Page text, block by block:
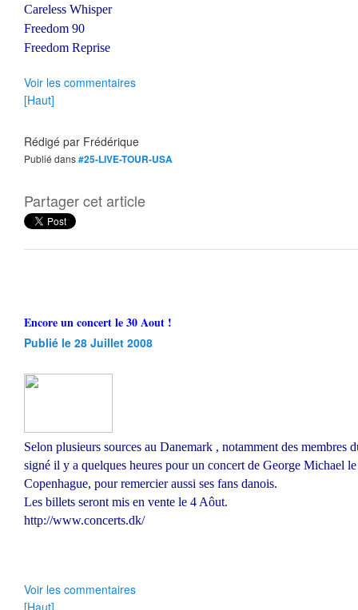
Careless Whisper
Freedom 90
Freedom Reprise
Voir les commentaires
[Haut]
Rédigé par Frédérique
Publié dans#25-LIVE-TOUR-USA
Partager cet article
Encore un concert le 30 Aout !
Publié le 28 Juillet 2008
Selon plusieurs sources au Danemark , notamment des membres
signé il y a quelques heures pour un concert de George Michael
Copenhague, pour remercier aussi ses fans danois.
Les billets seront mis en vente le 4 Aôut.
http://www.concerts.dk/
Voir les commentaires
[Haut]